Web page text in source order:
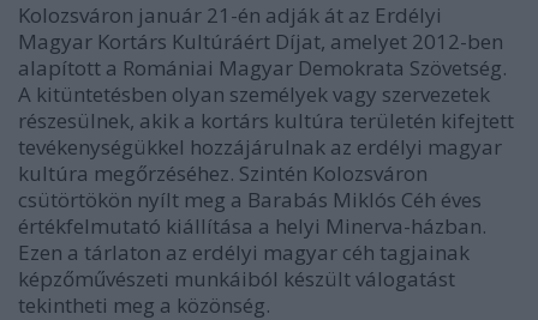
Kolozsváron január 21-én adják át az Erdélyi
Magyar Kortárs Kultúráért Díjat, amelyet 2012-ben
alapított a Romániai Magyar Demokrata Szövetség.
A kitüntetésben olyan személyek vagy szervezetek
részesülnek, akik a kortárs kultúra területén kifejtett
tevékenységükkel hozzájárulnak az erdélyi magyar
kultúra megőrzéséhez. Szintén Kolozsváron
csütörtökön nyílt meg a Barabás Miklós Céh éves
értékfelmutató kiállítása a helyi Minerva-házban.
Ezen a tárlaton az erdélyi magyar céh tagjainak
képzőművészeti munkáiból készült válogatást
tekintheti meg a közönség.